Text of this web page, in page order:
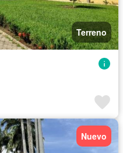
Terreno
Nuevo